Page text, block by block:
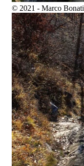
© 2021 - Marco Bonati